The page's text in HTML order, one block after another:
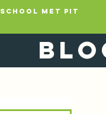
SCHOOL MET PIT